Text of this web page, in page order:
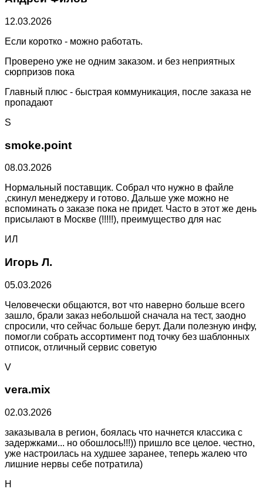
12.03.2026
Если коротко - можно работать.
Проверено уже не одним заказом. и без неприятных
сюрпризов пока
Главный плюс - быстрая коммуникация, после заказа не
пропадают
S
smoke.point
08.03.2026
Нормальный поставщик. Собрал что нужно в файле
,скинул менеджеру и готово. Дальше уже можно не
вспоминать о заказе пока не придет. Часто в этот же день
присылают в Москве (!!!!!), преимущество для нас
ИЛ
Игорь Л.
05.03.2026
Человечески общаются, вот что наверно больше всего
зашло, брали заказ небольшой сначала на тест, заодно
спросили, что сейчас больше берут. Дали полезную инфу,
помогли собрать ассортимент под точку без шаблонных
отписок, отличный сервис советую
V
vera.mix
02.03.2026
заказывала в регион, боялась что начнется классика с
задержками... но обошлось!!!)) пришло все целое. честно,
уже настроилась на худшее заранее, теперь жалею что
лишние нервы себе потратила)
Н